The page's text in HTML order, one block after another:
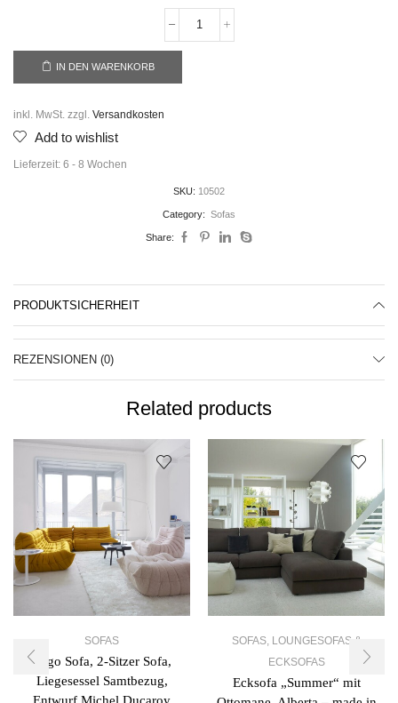
IN DEN WARENKORB
inkl. MwSt. zzgl. Versandkosten
Add to wishlist
Lieferzeit: 6 - 8 Wochen
SKU: 10502
Category: Sofas
Share:
PRODUKTSICHERHEIT
REZENSIONEN (0)
Related products
SOFAS
Togo Sofa, 2-Sitzer Sofa,
Liegesessel Samtbezug,
Entwurf Michel Ducaroy
SOFAS, LOUNGESOFAS &
ECKSOFAS
Ecksofa „Summer“ mit